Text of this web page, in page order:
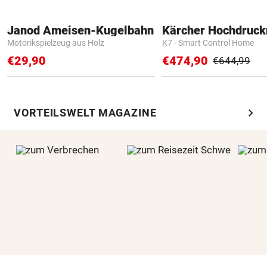
Janod Ameisen-Kugelbahn
Motorikspielzeug aus Holz
€29,90
Kärcher
K7 - Smart Control Home
€474,90 €644,99
VORTEILSWELT MAGAZINE chevron_right